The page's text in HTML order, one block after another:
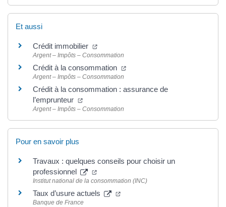
Et aussi
Crédit immobilier
Argent – Impôts – Consommation
Crédit à la consommation
Argent – Impôts – Consommation
Crédit à la consommation : assurance de
l’emprunteur
Argent – Impôts – Consommation
Pour en savoir plus
Travaux : quelques conseils pour choisir un
professionnel
Institut national de la consommation (INC)
Taux d’usure actuels
Banque de France